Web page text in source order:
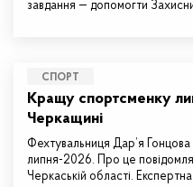
завдання — допомогти
СПОРТ
Кращу спортсменку
Черкащині
Фехтувальниця Дар’я
липня-2026. Про це
Черкаській області.